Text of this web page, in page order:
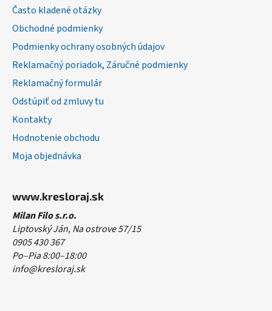
Často kladené otázky
Obchodné podmienky
Podmienky ochrany osobných údajov
Reklamačný poriadok, Záručné podmienky
Reklamačný formulár
Odstúpiť od zmluvy tu
Kontakty
Hodnotenie obchodu
Moja objednávka
www.kresloraj.sk
Milan Filo s.r.o.
Liptovský Ján, Na ostrove 57/15
0905 430 367
Po–Pia 8:00–18:00
info@kresloraj.sk